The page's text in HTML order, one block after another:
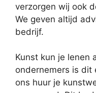
verzorgen wij ook
We geven altijd
bedrijf.
Kunst kun je lenen
ondernemers is dit
ons huur je